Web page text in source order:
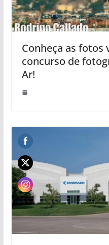
Conheça as fotos
concurso de
Ar!